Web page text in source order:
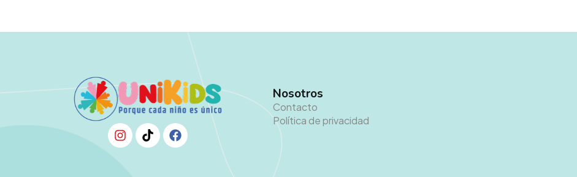
Nosotros
Contacto
Política de privacidad